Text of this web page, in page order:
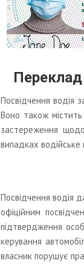
Переклад
Посвідчення водія
Воно також
застереження
випадках
Посвідчення водія
офіційним
підтвердження
керування
власник порушує